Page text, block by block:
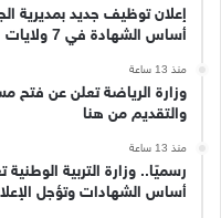
إعلان توظيف جديد بمديرية
أساس الشهادة في 7 ولايات
منذ 13 ساعة
والتقديم من هنا
منذ 13 ساعة
رسميًا.. وزارة التربية
أساس الشهادات وتؤجل الإعلان